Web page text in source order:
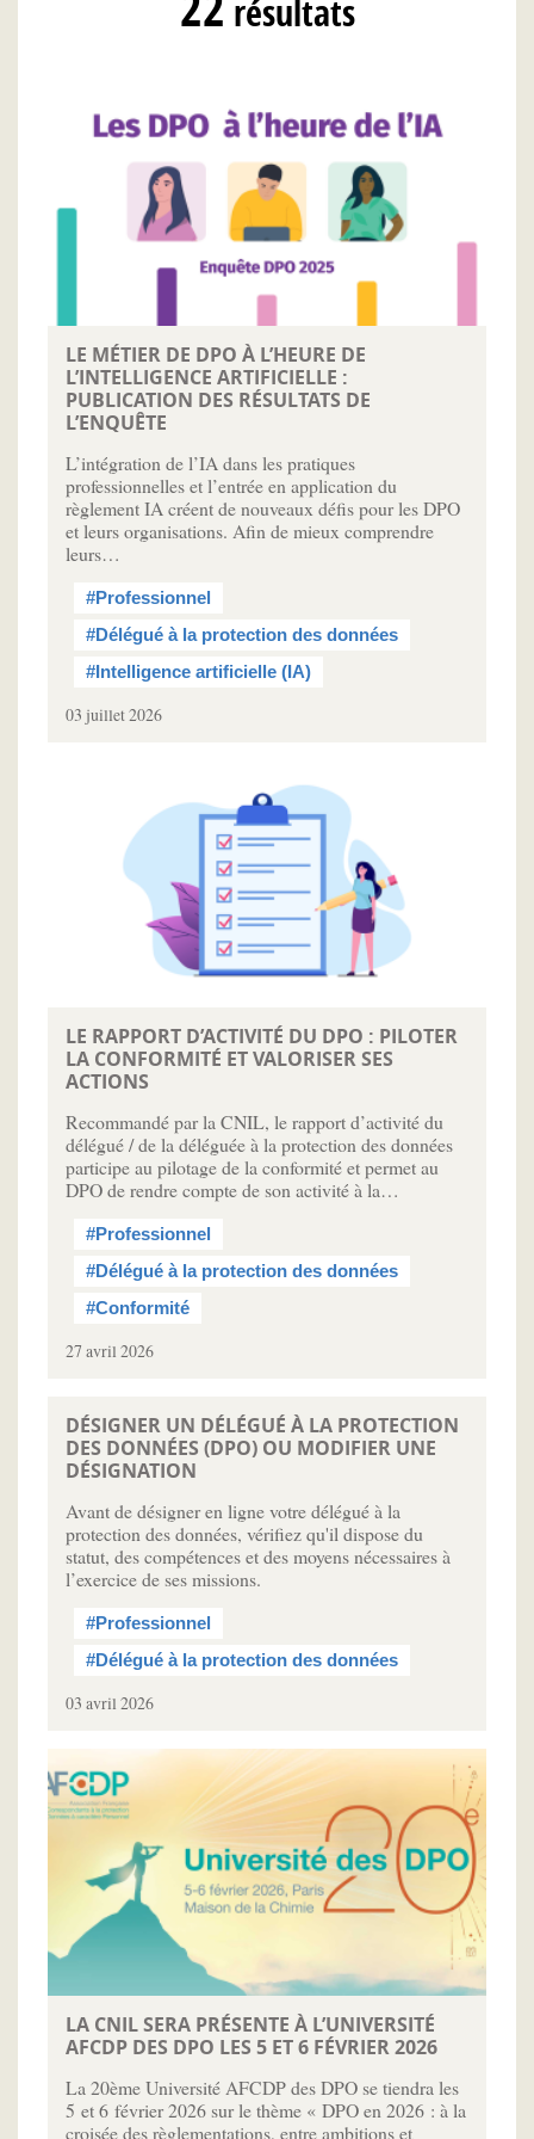
résultats
LE MÉTIER DE DPO À L’HEURE DE
L’INTELLIGENCE ARTIFICIELLE :
PUBLICATION DES RÉSULTATS DE
L’ENQUÊTE
L’intégration de l’IA dans les pratiques
professionnelles et l’entrée en application du
règlement IA créent de nouveaux défis pour les DPO
et leurs organisations. Afin de mieux comprendre
leurs…
#Professionnel
#Délégué à la protection des données
#Intelligence artificielle (IA)
03 juillet 2026
LE RAPPORT D’ACTIVITÉ DU DPO : PILOTER
LA CONFORMITÉ ET VALORISER SES
ACTIONS
Recommandé par la CNIL, le rapport d’activité du
délégué / de la déléguée à la protection des données
participe au pilotage de la conformité et permet au
DPO de rendre compte de son activité à la…
#Professionnel
#Délégué à la protection des données
#Conformité
27 avril 2026
DÉSIGNER UN DÉLÉGUÉ À LA PROTECTION
DES DONNÉES (DPO) OU MODIFIER UNE
DÉSIGNATION
Avant de désigner en ligne votre délégué à la
protection des données, vérifiez qu'il dispose du
statut, des compétences et des moyens nécessaires à
l’exercice de ses missions.
#Professionnel
#Délégué à la protection des données
03 avril 2026
LA CNIL SERA PRÉSENTE À L’UNIVERSITÉ
AFCDP DES DPO LES 5 ET 6 FÉVRIER 2026
La 20ème Université AFCDP des DPO se tiendra les
5 et 6 février 2026 sur le thème « DPO en 2026 : à la
croisée des règlementations, entre ambitions et